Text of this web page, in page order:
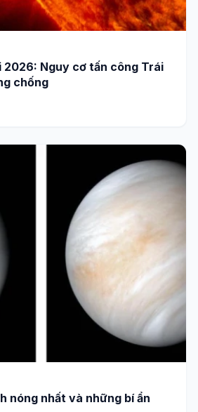
2026: Nguy cơ tấn công Trái
chống
nóng nhất và những bí ẩn